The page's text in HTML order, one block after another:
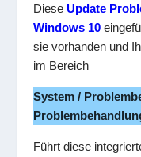
DieseUpdate
Windows 10
sie vorhanden und
im Bereich
System /
Führt diese